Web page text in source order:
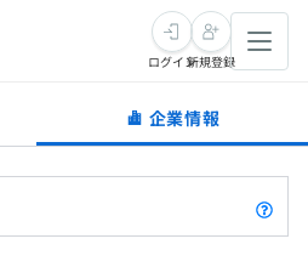
ログイン新規登録
企業情報